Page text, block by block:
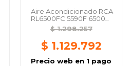
Aire Acondicionado RCA
RL6500FC 5590F 6500W
Split Frio...
$ 1.298.257
$ 1.129.792
Precio web en 1 pago